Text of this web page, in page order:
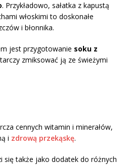
. Przykładowo, sałatka z kapustą
włoskimi to doskonałe
i błonnika.
jest przygotowanie soku z
zmiksować ją ze świeżymi
cennych witamin i minerałów,
i zdrową przekąskę.
się także jako dodatek do różnych